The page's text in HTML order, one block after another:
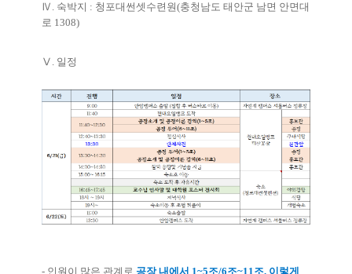
Ⅳ . 숙박지 : 청포대썬셋수련원(충청남도 태안군 남면 안면대
로 1308)
Ⅴ . 일정
- 인원이 많은 관계로 공장 내에서 1~5조/6조~11 조. 이렇게